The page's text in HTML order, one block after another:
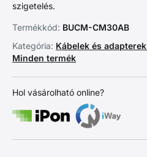
szigetelés.
Termékkód: BUCM-CM30AB
Kategória: Kábelek és adapterek
Minden termék
Hol vásárolható online?